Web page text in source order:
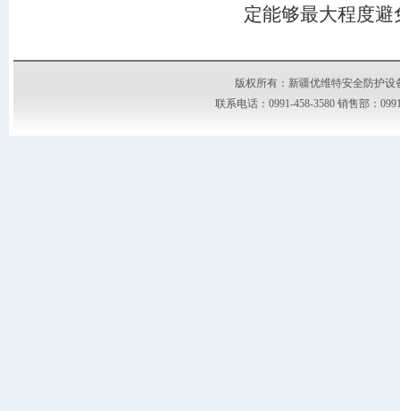
定能够最大程度
版权所有：新疆优维特安全防护设
联系电话：0991-458-3580 销售部：